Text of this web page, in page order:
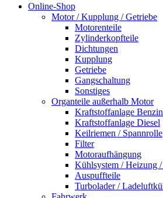
Online-Shop
Motor / Kupplung / Getriebe
Motorenteile
Zylinderkopfteile
Dichtungen
Kupplung
Getriebe
Gangschaltung
Sonstiges
Organteile außerhalb Motor
Kraftstoffanlage
Kraftstoffanlage Diesel
Keilriemen / Spannrolle
Filter
Motoraufhängung
Kühlsystem / Heizung
Auspuffteile
Turbolader /